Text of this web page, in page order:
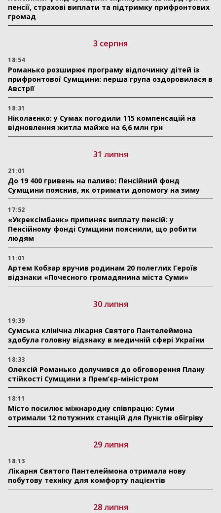
пенсії, страхові виплати та підтримку прифронтових
громад
3 серпня
18:54
Романько розширює програму відпочинку дітей із
прифронтової Сумщини: перша група оздоровилася в
Австрії
18:31
Ніколаєнко: у Сумах погодили 115 компенсацій на
відновлення житла майже на 6,6 млн грн
31 липня
21:01
До 19 400 гривень на паливо: Пенсійний фонд
Сумщини пояснив, як отримати допомогу на зиму
17:52
«Укрексімбанк» припиняє виплату пенсій: у
Пенсійному фонді Сумщини пояснили, що робити
людям
11:01
Артем Кобзар вручив родинам 20 полеглих Героїв
відзнаки «Почесного громадянина міста Суми»
30 липня
19:39
Сумська клінічна лікарня Святого Пантелеймона
здобула головну відзнаку в медичній сфері України
18:33
Олексій Романько долучився до обговорення Плану
стійкості Сумщини з Прем’єр-міністром
18:11
Місто посилює міжнародну співпрацю: Суми
отримали 12 потужних станцій для Пунктів обігріву
29 липня
18:13
Лікарня Святого Пантелеймона отримала нову
побутову техніку для комфорту пацієнтів
28 липня